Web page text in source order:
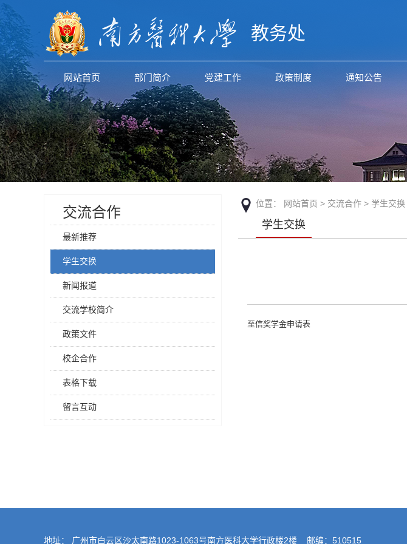
教务处
网站首页 部门简介 党建工作 政策制度 通知公告
交流合作
最新推荐
学生交换
新闻报道
交流学校简介
政策文件
校企合作
表格下载
留言互动
位置： 网站首页 > 交流合作 > 学生交换
学生交换
至信奖学金申请表
地址： 广州市白云区沙太南路1023-1063号南方医科大学行政楼2楼 邮编：510515